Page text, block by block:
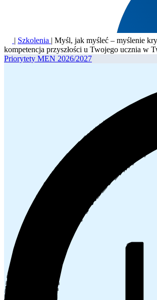
| Szkolenia | Myśl, jak myśleć – myślenie
kompetencja przyszłości u Twojego ucznia w
Priorytety MEN 2026/2027